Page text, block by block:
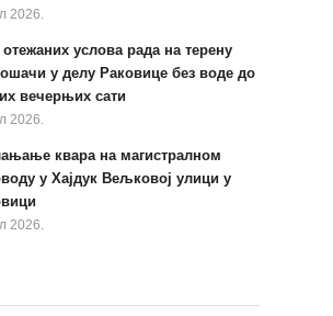
2026.
отежаних услова рада на терену
у делу Раковице без воде до
вечерњих сати
2026.
квара на магистралном
у Хајдук Вељковој улици у
2026.